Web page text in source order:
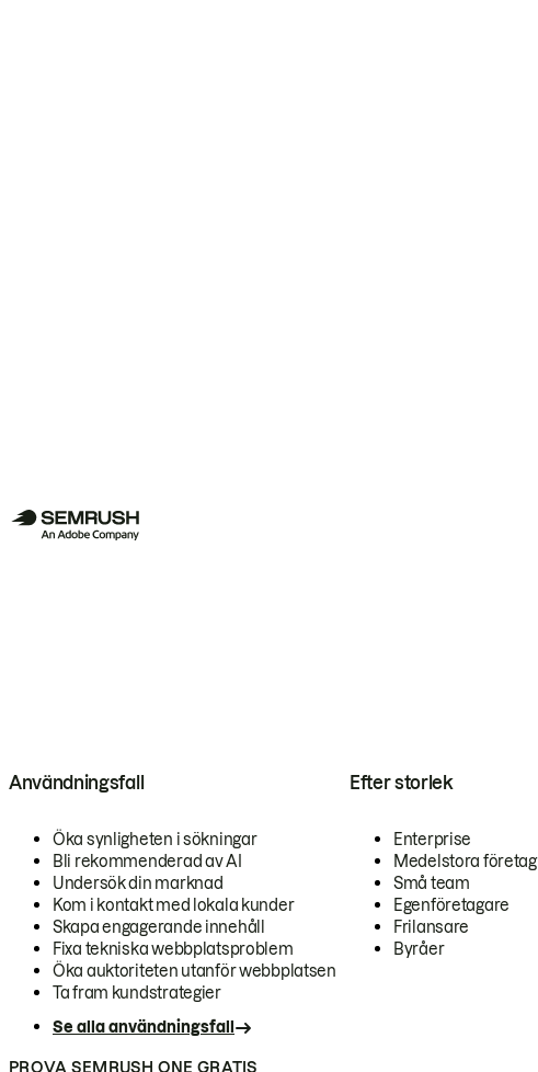
Användningsfall
Öka synligheten i sökningar
Bli rekommenderad av AI
Undersök din marknad
Kom i kontakt med lokala kunder
Skapa engagerande innehåll
Fixa tekniska webbplatsproblem
Öka auktoriteten utanför webbplatsen
Ta fram kundstrategier
Se alla användningsfall
Efter storlek
Enterprise
Medelstora företag
Små team
Egenföretagare
Frilansare
Byråer
PROVA SEMRUSH ONE GRATIS